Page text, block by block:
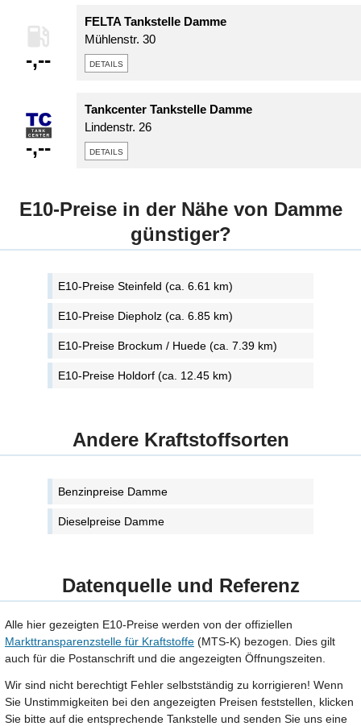
-,--
FELTA Tankstelle Damme
Mühlenstr. 30
details
-,--
Tankcenter Tankstelle Damme
Lindenstr. 26
details
E10-Preise in der Nähe von Damme
günstiger?
E10-Preise Steinfeld (ca. 6.61 km)
E10-Preise Diepholz (ca. 6.85 km)
E10-Preise Brockum / Huede (ca. 7.39 km)
E10-Preise Holdorf (ca. 12.45 km)
Andere Kraftstoffsorten
Benzinpreise Damme
Dieselpreise Damme
Datenquelle und Referenz
Alle hier gezeigten E10-Preise werden von der offiziellen
Markttransparenzstelle für Kraftstoffe (MTS-K) bezogen. Dies gilt
auch für die Postanschrift und die angezeigten Öffnungszeiten.
Wir sind nicht berechtigt Fehler selbstständig zu korrigieren! Wenn
Sie Unstimmigkeiten bei den angezeigten Preisen feststellen, klicken
Sie bitte auf die entsprechende Tankstelle und senden Sie uns eine